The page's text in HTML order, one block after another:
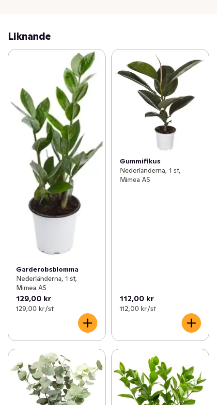
Liknande
Garderobsblomma
Nederländerna, 1 st,
Mimea AS
129,00 kr
129,00 kr /st
Gummifikus
Nederländerna, 1 st,
Mimea AS
112,00 kr
112,00 kr /st